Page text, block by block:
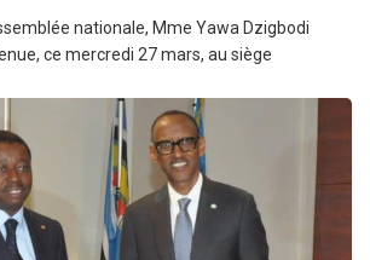
nationale, Mme Yawa Dzigbodi
ce mercredi 27 mars, au siège